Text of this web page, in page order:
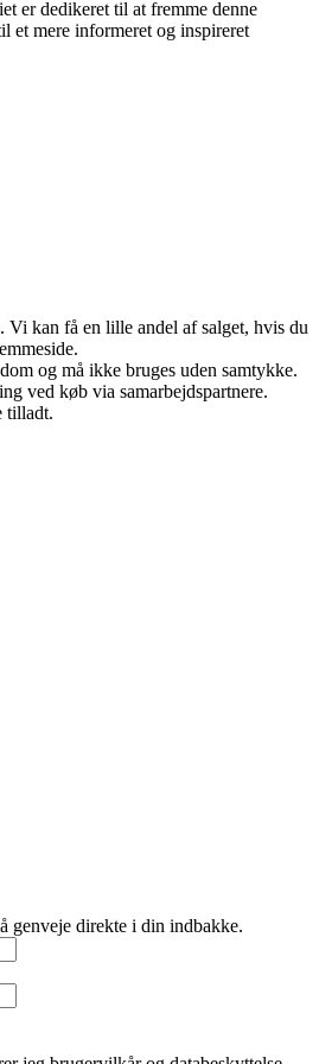
er dedikeret til at fremme denne
et mere informeret og inspireret
kan få en lille andel af salget, hvis du
og må ikke bruges uden samtykke.
ved køb via samarbejdspartnere.
tilladt.
genveje direkte i din indbakke.